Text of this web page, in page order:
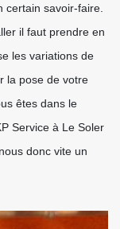
certain savoir-faire.
il faut prendre en
les variations de
la pose de votre
êtes dans le
Service à Le Soler
donc vite un